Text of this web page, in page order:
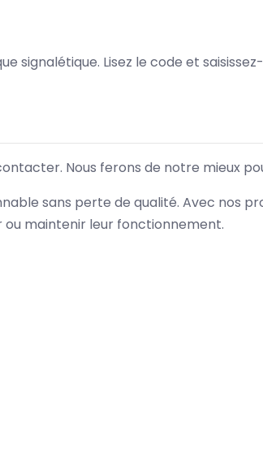
signalétique. Lisez le code et
Nous ferons de notre mieux
sans perte de qualité. Avec nos
ou maintenir leur fonctionnement.